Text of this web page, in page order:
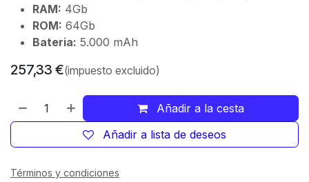
RAM: 4Gb
ROM: 64Gb
Bateria: 5.000 mAh
257,33 €(impuesto excluido)
Añadir a la cesta
Añadir a lista de deseos
Términos y condiciones